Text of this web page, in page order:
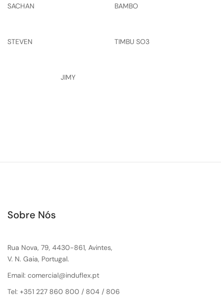
SACHAN BAMBO
STEVEN TIMBU SO3
JIMY
Sobre Nós
Rua Nova, 79, 4430-861, Avintes,
V. N. Gaia, Portugal.
Email: comercial@induflex.pt
Tel: +351 227 860 800 / 804 / 806